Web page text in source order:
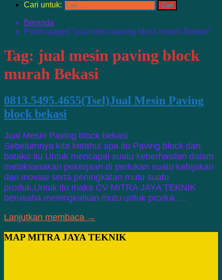
Cari untuk:
Beranda
Posts tagged “jual mesin paving block murah Bekasi”
Tag: jual mesin paving block
murah Bekasi
0813.5495.4655(Tsel)Jual Mesin Paving
block bekasi
Jual Mesin Paving block bekasi
Sebelumnya kita ketahui apa itu Paving block dan
batako itu Untuk mencapai suatu keberhasilan dalam
melaksanakan pekerjaan di perlukan suatu kebijakan
dan inovasi serta peningkatan mutu suatu
produk.Untuk itu maka CV MITRA JAYA TEKNIK
berusaha meningkatkan mutu untuk produk …
Lanjutkan membaca →
MAP MITRA JAYA TEKNIK